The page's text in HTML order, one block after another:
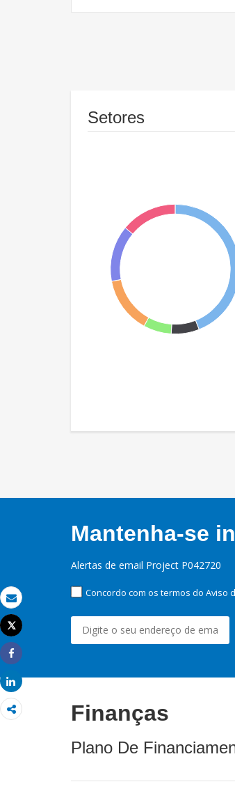
Email
Imprimir
Tweet
Share
Share
Setores
Mantenha-se
Alertas de email Project P042720
Concordo com os termos do Aviso
Finanças
Plano De